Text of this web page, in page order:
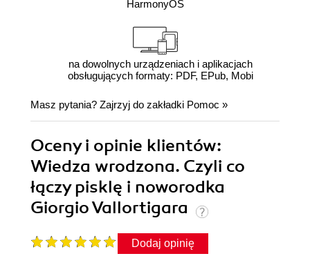
HarmonyOS
na dowolnych urządzeniach i aplikacjach
obsługujących formaty: PDF, EPub, Mobi
Masz pytania? Zajrzyj do zakładki Pomoc »
Oceny i opinie klientów:
Wiedza wrodzona. Czyli co
łączy pisklę i noworodka
Giorgio Vallortigara
Dodaj opinię